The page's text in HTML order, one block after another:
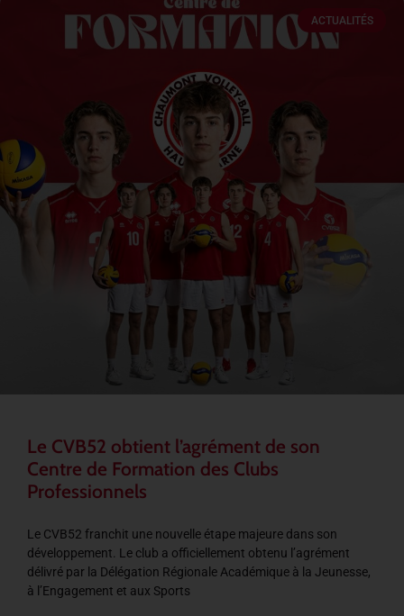
ACTUALITÉS
Le CVB52 obtient l’agrément de son
Centre de Formation des Clubs
Professionnels
Le CVB52 franchit une nouvelle étape majeure dans son
développement. Le club a officiellement obtenu l’agrément
délivré par la Délégation Régionale Académique à la Jeunesse,
à l’Engagement et aux Sports